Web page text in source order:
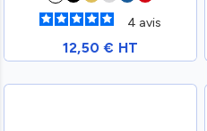
4 avis
12,50 € HT